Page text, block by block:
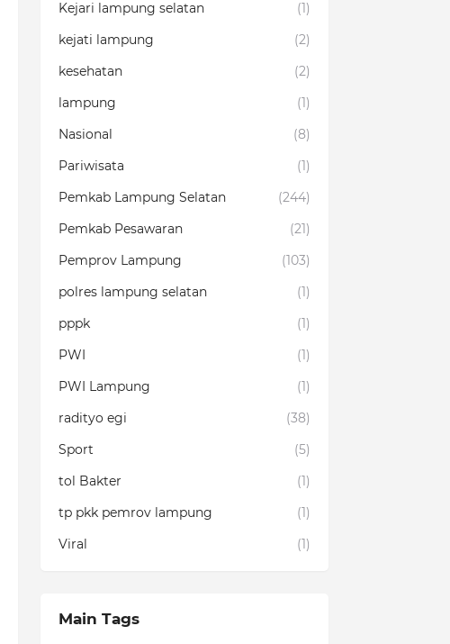
Kejari lampung selatan
(1)
kejati lampung
(2)
kesehatan
(2)
lampung
(1)
Nasional
(8)
Pariwisata
(1)
Pemkab Lampung Selatan
(244)
Pemkab Pesawaran
(21)
Pemprov Lampung
(103)
polres lampung selatan
(1)
pppk
(1)
PWI
(1)
PWI Lampung
(1)
radityo egi
(38)
Sport
(5)
tol Bakter
(1)
tp pkk pemrov lampung
(1)
Viral
(1)
Main Tags